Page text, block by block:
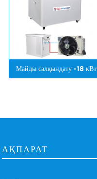
Майды салқындату -18 кВт
АҚПАРАТ